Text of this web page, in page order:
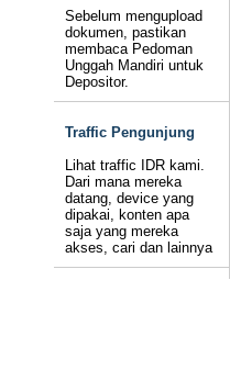
Sebelum mengupload
dokumen, pastikan
membaca Pedoman
Unggah Mandiri untuk
Depositor.
Traffic Pengunjung
Lihat traffic IDR kami.
Dari mana mereka
datang, device yang
dipakai, konten apa
saja yang mereka
akses, cari dan lainnya